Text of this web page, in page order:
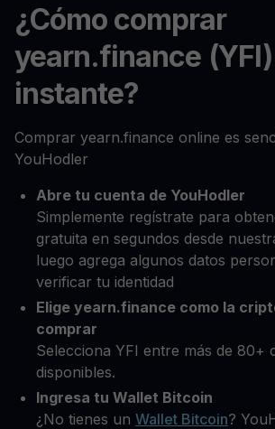
¿Cómo comprar
yearn.finance
instante?
Comprar yearn.finance online es
YouHodler
Abre tu cuenta de YouHodler
Simplemente regístrate para
gratuita en segundos desde
luego agrega algunos datos
verificar tu identidad
Elige yearn.finance como la
comprar
Selecciona YFI entre más de 80+
disponibles.
Ingresa tu Wallet Bitcoin
¿No tienes un Wallet Bitcoin?